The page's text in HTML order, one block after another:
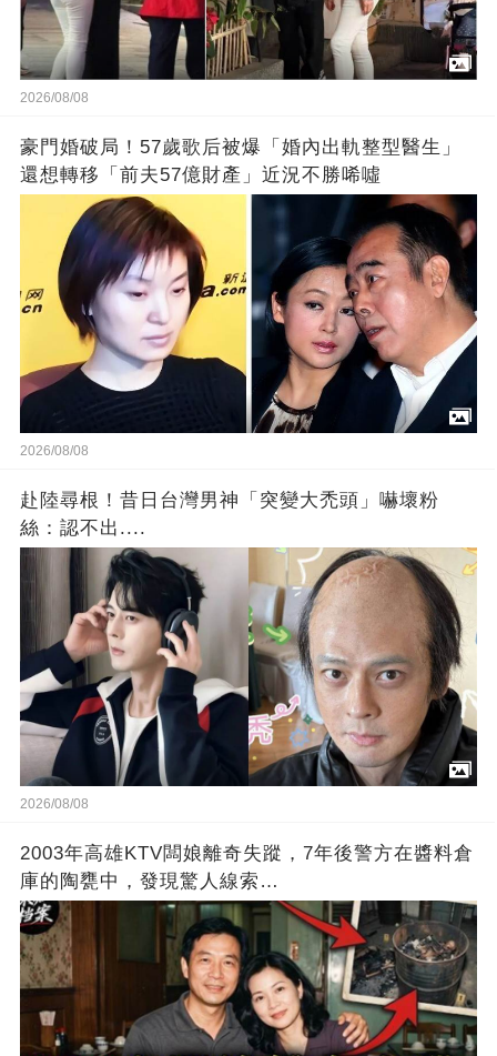
2026/08/08
豪門婚破局！57歲歌后被爆「婚內出軌整型醫生」
還想轉移「前夫57億財產」近況不勝唏噓
2026/08/08
赴陸尋根！昔日台灣男神「突變大禿頭」嚇壞粉
絲：認不出....
2026/08/08
2003年高雄KTV闆娘離奇失蹤，7年後警方在醬料倉
庫的陶甕中，發現驚人線索…